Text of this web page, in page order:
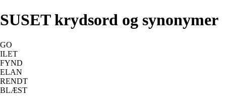
SUSET krydsord og synonymer
GO
ILET
FYND
ELAN
RENDT
BLÆST